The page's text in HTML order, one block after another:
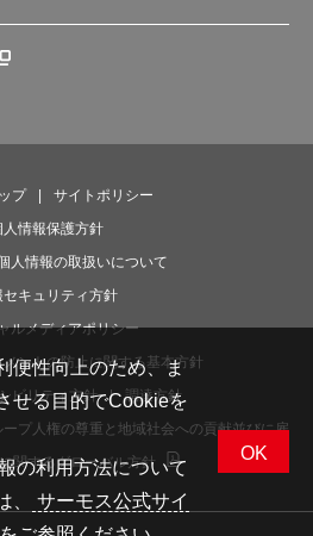
プ
サイトポリシー
人情報保護方針
人情報の取扱いについて
セキュリティ方針
ルメディアポリシー
ントの防止に関する基本方針
ビリティ方針
調達方針
プ人権の尊重と地域社会への貢献並びに雇
関するグローバル方針
便性向上のため、ま
せる目的でCookieを
の利用方法について
、
サーモス公式サイ
OK